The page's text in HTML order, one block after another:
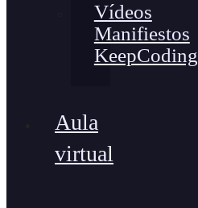
Vídeos
Manifiestos
KeepCoding
Aula
virtual